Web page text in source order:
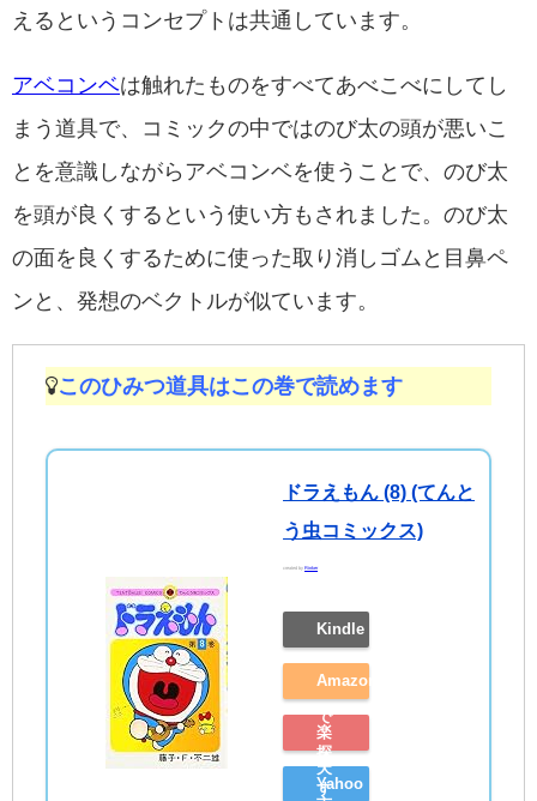
えるというコンセプトは共通しています。
アベコンベは触れたものをすべてあべこべにしてし
まう道具で、コミックの中ではのび太の頭が悪いこ
とを意識しながらアベコンベを使うことで、のび太
を頭が良くするという使い方もされました。のび太
の面を良くするために使った取り消しゴムと目鼻ペ
ンと、発想のベクトルが似ています。
このひみつ道具はこの巻で読めます
ドラえもん (8) (てんと
う虫コミックス)
created byRinker
Kindle
Amazon
で
探
す
楽
天
Yahoo